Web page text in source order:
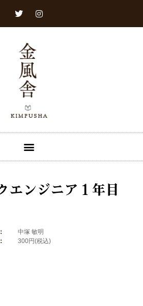
エンジニア１年目
中塚 敏明
300円(税込)